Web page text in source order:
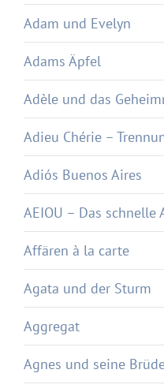
Adam und Evelyn
Adams Äpfel
Adèle und das
Adieu Chérie –
Adiós Buenos Aires
AEIOU – Das schnelle
Affären à la carte
Agata und der Sturm
Aggregat
Agnes und seine